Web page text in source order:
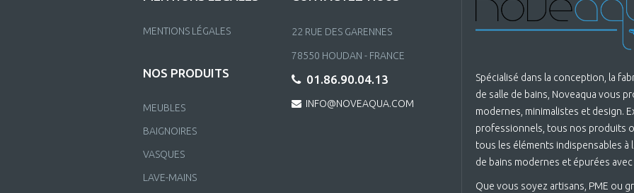
Spécialisé dans la conception, la
de salle de bains, Noveaqua vous
modernes, minimalistes et design.
professionnels, tous nos produits
tous les éléments indispensables à
de bains modernes et épurées
Que vous soyez artisans, PME ou
MENTIONS LÉGALES
NOS PRODUITS
MEUBLES
BAIGNOIRES
VASQUES
LAVE-MAINS
22 RUE DES GARENNES
78550 HOUDAN - FRANCE
01.86.90.04.13
INFO@NOVEAQUA.COM